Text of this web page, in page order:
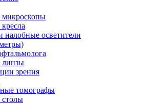
микроскопы
осветители
линзы
зрения
томографы
столы